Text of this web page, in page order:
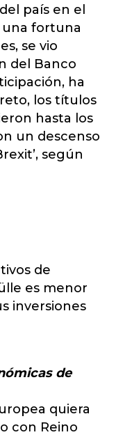
país en el
una fortuna
se vio
del Banco
ha
los títulos
hasta los
un descenso
según
de
es menor
inversiones
de
quiera
con Reino